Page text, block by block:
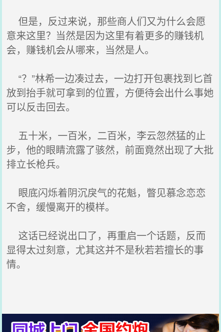
但是，反过来说，那些商人们又为什么会愿
意来这里？当然是因为这里有着更多的赚钱机
会，赚钱机会从哪来，当然是人。
“？”林希一边凑过去，一边打开包裹找到匕首
放到抬手就可拿到的位置，方便待会出什么事她
可以反击回去。
五十米，一百米，二百米，李云忽然猛的止
步，他的眼睛流露了骇然，前面竟然出现了大批
排立长枪兵。
眼底闪烁着阴沉戾气的花魁，瞥见慕念恋恋
不舍，缓慢离开的模样。
这话已经说出口了，再重启一个话题，反而
显得太过刻意，尤其这并不是秋若若擅长的事
情。